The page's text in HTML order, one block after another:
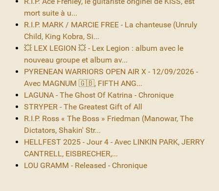
mort suite à u...
R.I.P. MARK / MARCIE FREE - La chanteuse (Unruly
Child, King Kobra, Si...
💥 LEX LEGION 💥 - Lex Legion : album avec le
nouveau groupe et album av...
PYRENEAN WARRIORS OPEN AIR X - 12/09/2026 -
Avec MAGNUM 🇬🇧, FIFTH ANG...
LAGUNA - The Ghost Of Katrina - Chronique
STRYPER - The Greatest Gift of All
R.I.P. Ross « The Boss » Friedman (Manowar, The
Dictators, Shakin' Str...
HELLFEST 2025 - Jour 4 - Avec LINKIN PARK, JERRY
CANTRELL, EISBRECHER,...
LOU GRAMM - Released - Chronique